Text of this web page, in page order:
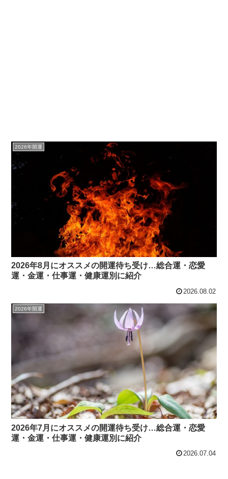
2026年開運
2026年8月にオススメの開運待ち受け…総合運・恋愛
運・金運・仕事運・健康運別に紹介
2026.08.02
2026年開運
2026年7月にオススメの開運待ち受け…総合運・恋愛
運・金運・仕事運・健康運別に紹介
2026.07.04